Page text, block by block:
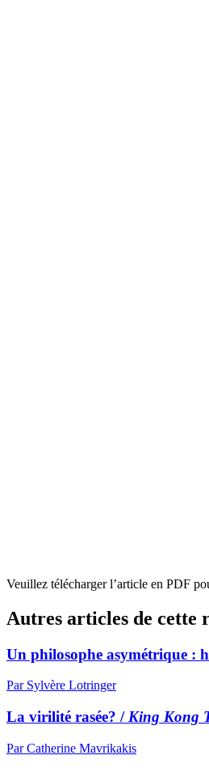
Veuillez télécharger l’article en PDF
Autres articles de cette
Un philosophe asymétrique :
Par Sylvère Lotringer
La virilité rasée? / King Kong
Par Catherine Mavrikakis